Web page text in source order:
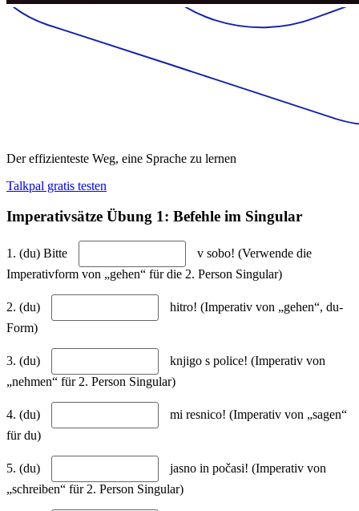
Der effizienteste Weg, eine Sprache zu lernen
Talkpal gratis testen
Imperativsätze Übung 1: Befehle im Singular
1. (du) Bitte
v sobo! (Verwende die
Imperativform von „gehen“ für die 2. Person Singular)
2. (du)
hitro! (Imperativ von „gehen“, du-
Form)
3. (du)
knjigo s police! (Imperativ von
„nehmen“ für 2. Person Singular)
4. (du)
mi resnico! (Imperativ von „sagen“
für du)
5. (du)
jasno in počasi! (Imperativ von
„schreiben“ für 2. Person Singular)